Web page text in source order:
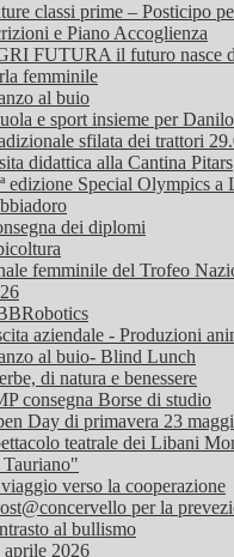
classi prime – Posticipo
e Piano Accoglienza
FUTURA il futuro nasce
femminile
al buio
e sport insieme per
sfilata dei trattori
didattica alla Cantina Pitars
edizione Special Olympics a
dei diplomi
femminile del Trofeo
aziendale - Produzioni
al buio- Blind Lunch
di natura e benessere
consegna Borse di studio
Day di primavera 23
teatrale dei Libani
Tauriano"
verso la cooperazione
per la
al bullismo
aprile 2026